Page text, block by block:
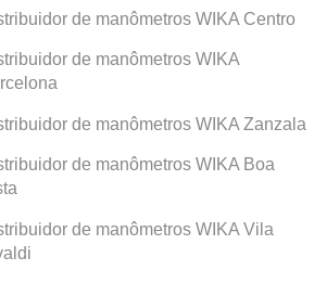
de manômetros WIKA Centro
de manômetros WIKA
de manômetros WIKA Zanzala
de manômetros WIKA Boa
de manômetros WIKA Vila